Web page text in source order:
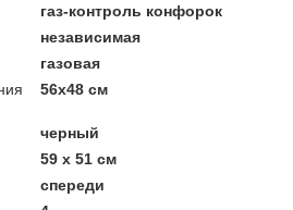
газ-контроль конфорок
независимая
газовая
56x48 см
черный
59 x 51 см
спереди